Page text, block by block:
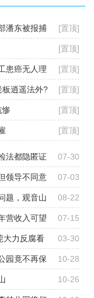
[置顶]
潘东被报捕
[置顶]
[置顶]
患癌无人理
[置顶]
逍遥法外?
[置顶]
惨
[置顶]
07-30
法都隐匿证
07-03
领导不同意
08-22
题，观音山
07-15
营收入可望
03-30
大力反腐看
10-28
园竟不再保
10-26